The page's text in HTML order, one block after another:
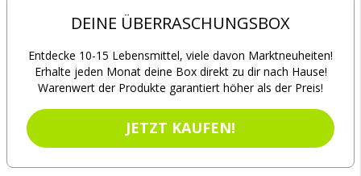
DEINE ÜBERRASCHUNGSBOX
Entdecke 10-15 Lebensmittel, viele davon Marktneuheiten!
Erhalte jeden Monat deine Box direkt zu dir nach Hause!
Warenwert der Produkte garantiert höher als der Preis!
JETZT KAUFEN!